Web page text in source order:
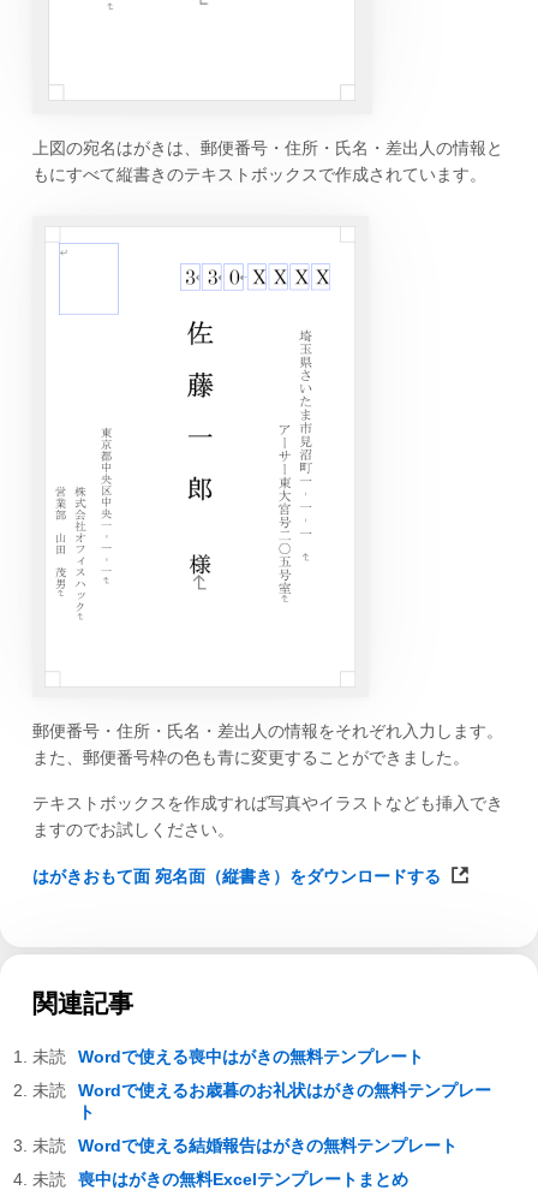
上図の宛名はがきは、郵便番号・住所・氏名・差出人の情報と
もにすべて縦書きのテキストボックスで作成されています。
郵便番号・住所・氏名・差出人の情報をそれぞれ入力します。
また、郵便番号枠の色も青に変更することができました。
テキストボックスを作成すれば写真やイラストなども挿入でき
ますのでお試しください。
はがきおもて面 宛名面（縦書き）をダウンロードする
関連記事
Wordで使える喪中はがきの無料テンプレート
Wordで使えるお歳暮のお礼状はがきの無料テンプレー
ト
Wordで使える結婚報告はがきの無料テンプレート
喪中はがきの無料Excelテンプレートまとめ